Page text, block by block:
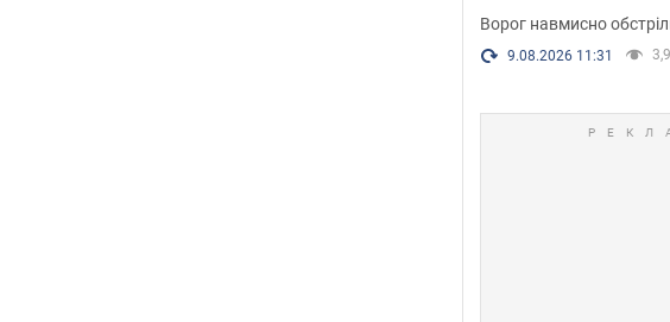
постраждалих
Ворог навмисно
9.08.2026 11:31